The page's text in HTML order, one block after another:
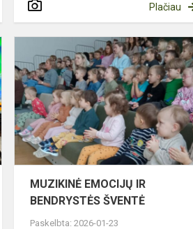
Plačiau
SUOMIJOS
ŠVIETIMO
SISTEMA:
ĮKVEPIANTI
PATIRTIS
MUZIKINĖ EMOCIJŲ IR
BENDRYSTĖS ŠVENTĖ
Paskelbta: 2026-01-23